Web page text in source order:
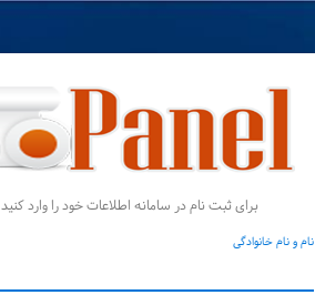
برای ثبت نام در سامانه اطلاعات خود را وارد کنید
نام و نام خانوادگی